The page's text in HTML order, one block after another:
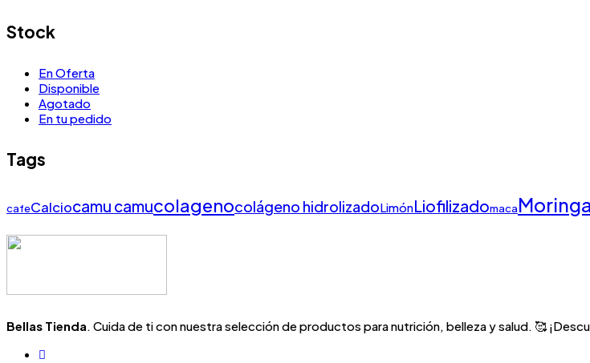
Stock
En Oferta
Disponible
Agotado
En tu pedido
Tags
cafeCalciocamu camucolagenocolágeno hidrolizadoLimónLiofilizadomacaMoringa
Bellas Tienda. Cuida de ti con nuestra selección de productos para nutrición, belleza y salud. 🥰